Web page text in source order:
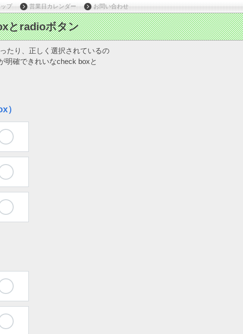
プ 営業日カレンダー お問い合わせ
たり、正しく選択されているの
明確できれいなcheck boxと
）